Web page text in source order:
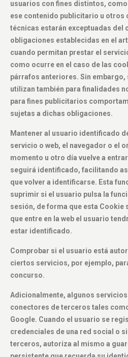
usuarios con fines distintos,
ese contenido publicitario u otros
técnicas estarán exceptuadas del
obligaciones establecidas en el
cuando permitan prestar el
como ocurre en el caso de las
párrafos anteriores. Sin
utilizan también para finalidades
para fines publicitarios
sujetas a dichas obligaciones.
Mantener al usuario identificado
servicio o web, el navegador o el
momento u otro día vuelve a
seguirá identificado, facilitando
que volver a identificarse. Esta
suprimir si el usuario pulsa la
sesión, de forma que esta Cookie
que entre en la web el usuario
estar identificado.
Comprobar si el usuario está
ciertos servicios, por ejemplo,
concurso.
Adicionalmente, algunos
conectores de terceros tales
Google. Cuando el usuario se
credenciales de una red social o
terceros, autoriza al mismo a